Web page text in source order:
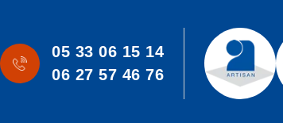
05 33 06 15 14
06 27 57 46 76